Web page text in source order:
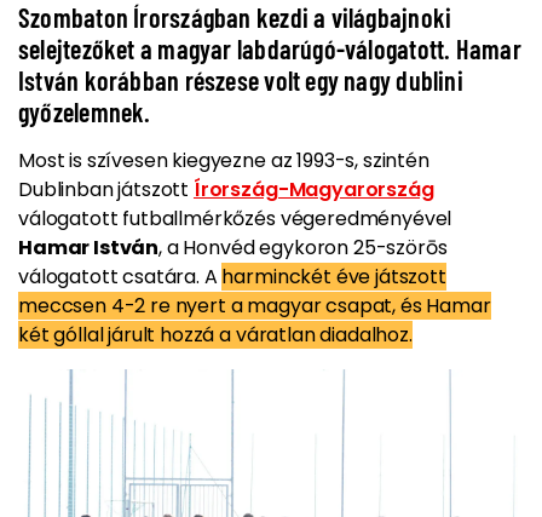
Szombaton Írországban kezdi a világbajnoki
selejtezőket a magyar labdarúgó-válogatott. Hamar
István korábban részese volt egy nagy dublini
győzelemnek.
Most is szívesen kiegyezne az 1993-s, szintén
Dublinban játszott Írország-Magyarország
válogatott futballmérkőzés végeredményével
Hamar István, a Honvéd egykoron 25-szörōs
válogatott csatára. A harminckét éve játszott
meccsen 4-2 re nyert a magyar csapat, és Hamar
két góllal járult hozzá a váratlan diadalhoz.